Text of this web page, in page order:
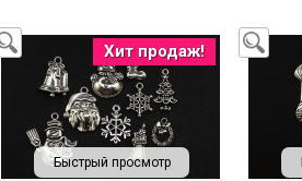
Быстрый просмотр
Хит продаж!